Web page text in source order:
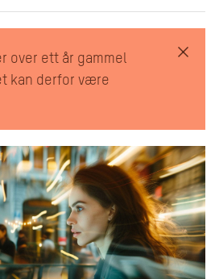
over ett år gammel
kan derfor være